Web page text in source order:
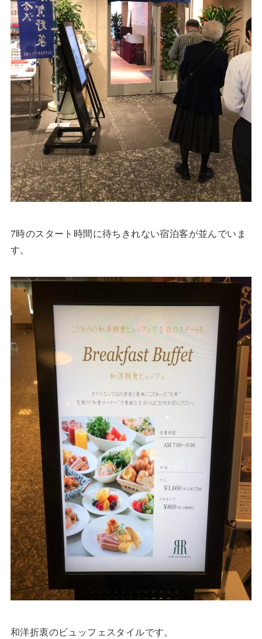
7時のスタート時間に待ちきれない宿泊客が並んでいま
す。
和洋折衷のビュッフェスタイルです。